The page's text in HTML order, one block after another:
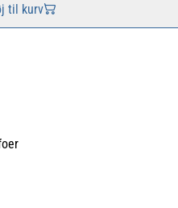
til kurv